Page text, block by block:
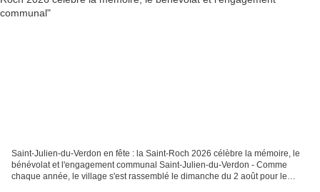
Saint-Julien-du-Verdon en fête : la Saint-Roch 2026 célèbre la mémoire, le
bénévolat et l'engagement communal Saint-Julien-du-Verdon - Comme
chaque année, le village s'est rassemblé le dimanche du 2 août pour le